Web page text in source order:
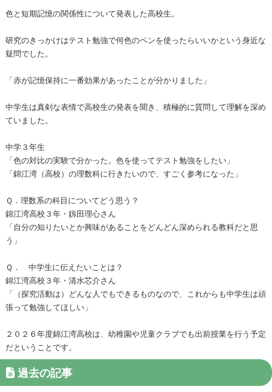
色と短期記憶の関係性について発表した高校生。
研究のきっかけはテスト勉強で何色のペンを使ったらいいかという身近な
疑問でした。
「赤が記憶保持に一番効果があったことが分かりました」
中学生は真剣な表情で高校生の発表を聞き、積極的に質問して理解を深め
ていました。
中学３年生
「色の対比の実験で分かった。色を使ってテスト勉強をしたい」
「錦江湾（高校）の理数科に行きたいので、すごく参考になった」
Ｑ．理数系の科目についてどう思う？
錦江湾高校３年・釼田理心さん
「自分の知りたいとか興味があることをどんどん深められる教科だと思
う」
Ｑ． 中学生に伝えたいことは？
錦江湾高校３年・清水芯介さん
「（探究活動は）どんな人でもできるものなので、これからも中学生は頑
張って勉強してほしい」
２０２６年度錦江湾高校は、幼稚園や児童クラブでも出前授業を行う予定
だということです。
過去の記事